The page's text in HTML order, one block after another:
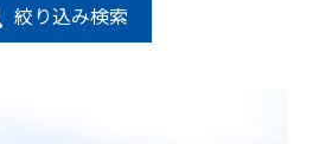
絞り込み検索